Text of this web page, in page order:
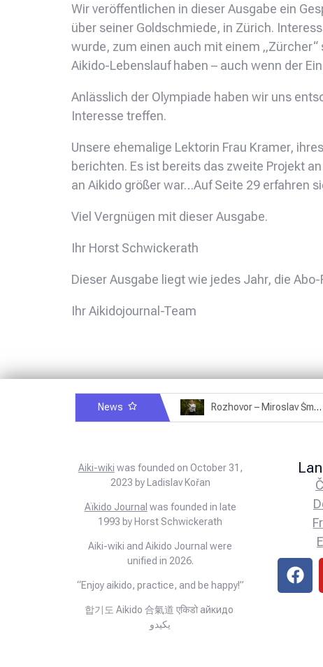
Wir veröffentlichen in dieser Ausgabe ein
über seiner Goldschmiede, in Zürich.
wurde, zum einen auch mit einem
Aikido-Lebenslauf haben – auch wenn der
Anlässlich der Olympiade haben wir uns
Interesse treffen.
Unsere ehemalige Lektorin Frau Kramer,
berichten. Es ist bereits das zweite Projekt
an Aikido größer war…Auf Seite 29 erfahren
Viel Vergnügen mit dieser Ausgabe.
Ihr Horst Schwickerath
Dieser Ausgabe liegt wie jedes Jahr, die
Ihr Aikidojournal-Team
News Rozhovor – Miroslav Šmíd – 22.3.2025
Aiki-wiki was founded on October 31,
2023 by Ladislav Kořan
Aïkido Journal was founded in late
1993 by Horst Schwickerath
Aiki-wiki and Aikido Journal were
unified in 2026.
“Enjoy aikido, practice, and be happy!”
합기도 Aikido 合氣道 एकिडो айкидо
يكيدو